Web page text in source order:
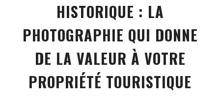
HISTORIQUE : LA
PHOTOGRAPHIE QUI DONNE
DE LA VALEUR À VOTRE
PROPRIÉTÉ TOURISTIQUE